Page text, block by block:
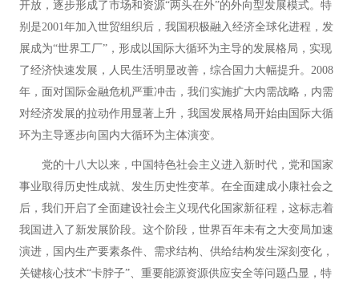
开放，逐步形成了市场和资源“两头在外”的外向型发展模式。特
别是2001年加入世贸组织后，我国积极融入经济全球化进程，发
展成为“世界工厂”，形成以国际大循环为主导的发展格局，实现
了经济快速发展，人民生活明显改善，综合国力大幅提升。2008
年，面对国际金融危机严重冲击，我们实施扩大内需战略，内需
对经济发展的拉动作用显著上升，我国发展格局开始由国际大循
环为主导逐步向国内大循环为主体演变。
党的十八大以来，中国特色社会主义进入新时代，党和国家
事业取得历史性成就、发生历史性变革。在全面建成小康社会之
后，我们开启了全面建设社会主义现代化国家新征程，这标志着
我国进入了新发展阶段。这个阶段，世界百年未有之大变局加速
演进，国内生产要素条件、需求结构、供给结构发生深刻变化，
关键核心技术“卡脖子”、重要能源资源供应安全等问题凸显，特